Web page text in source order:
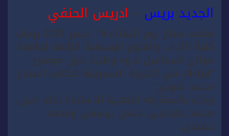
الجديد بريس – ادريس الحنفي
نظمت صباح يوم الثلاثاء 14 دجنبر 2021 برحاب
كلية الآداب والعلوم الإنسانية التابعة لجامعة
مولاي اسماعيل ندوة وطنية حول موضوع :
“قراءات في التجربة المسرحية للكاتب المبدع
محمد قاوتي”
وذلك بالمشاركة الفعلية للاساتذة خالد امين،
محمد بهجاجي، حسن يوسفي ومحمد
حميدي.